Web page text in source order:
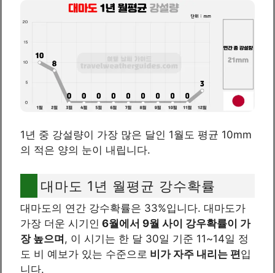
1년 중 강설량이 가장 많은 달인 1월도 평균 10mm
의 적은 양의 눈이 내립니다.
대마도 1년 월평균 강수확률
대마도의 연간 강수확률은 33%입니다. 대마도가
가장 더운 시기인 6월에서 9월 사이 강우확률이 가
장 높으며, 이 시기는 한 달 30일 기준 11~14일 정
도 비 예보가 있는 수준으로 비가 자주 내리는 편입
니다.